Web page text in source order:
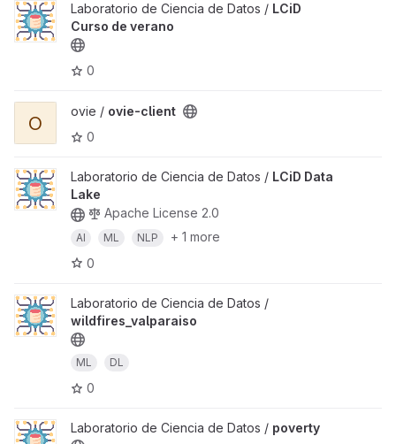
Laboratorio de Ciencia de Datos / LCiD
Curso de verano
0
O
ovie / ovie-client
0
Laboratorio de Ciencia de Datos / LCiD Data
Lake
Apache License 2.0
AI ML NLP
+ 1 more
0
Laboratorio de Ciencia de Datos /
wildfires_valparaiso
ML DL
0
Laboratorio de Ciencia de Datos / poverty